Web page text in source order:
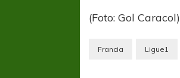
(Foto: Gol Caracol)
Francia Ligue1